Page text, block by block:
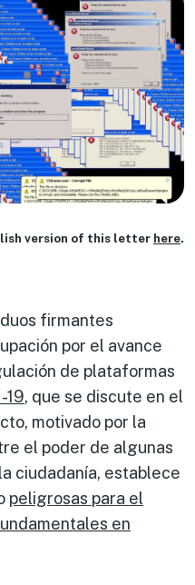
version of this letter here.
firmantes
por el avance
de plataformas
19, que se discute en el
motivado por la
el poder de algunas
ciudadanía, establece
peligrosas para el
en